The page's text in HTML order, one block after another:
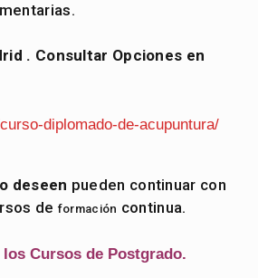
. Consultar Opciones en
diplomado-de-acupuntura/
deseen pueden continuar con
de formación continua.
Cursos de Postgrado.